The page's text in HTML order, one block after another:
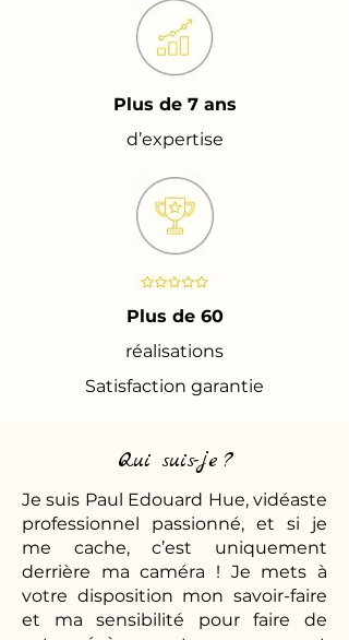
Plus de 7 ans
d’expertise
Plus de 60
réalisations
Satisfaction garantie
Qui suis-je ?
Je suis Paul Edouard Hue, vidéaste
professionnel passionné, et si je
me cache, c’est uniquement
derrière ma caméra ! Je mets à
votre disposition mon savoir-faire
et ma sensibilité pour faire de